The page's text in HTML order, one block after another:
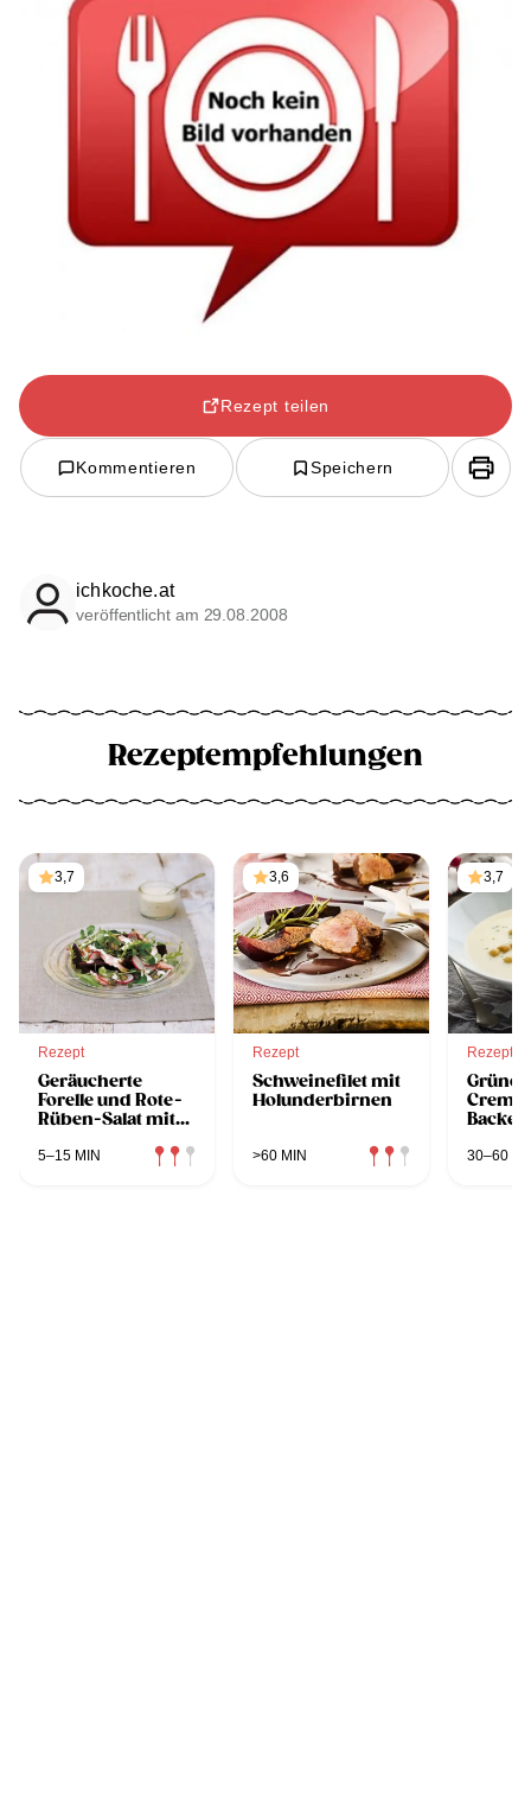
Rezept teilen
Kommentieren Speichern
ichkoche.at
veröffentlicht am 29.08.2008
Rezeptempfehlungen
3,7
Rezept
Geräucherte
Forelle und Rote-
Rüben-Salat mit
5–15 MIN
3,6
Rezept
Schweinefilet mit
Holunderbirnen
>60 MIN
3,7
Rezept
30–60